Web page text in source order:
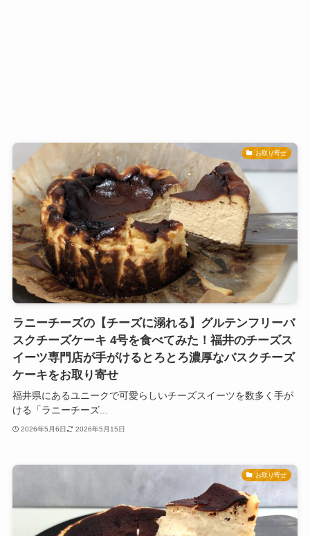
お取り寄せ
ラニーチーズの【チーズに溺れる】グルテンフリーバ
スクチーズケーキ 4号を食べてみた！福井のチーズス
イーツ専門店が手がけるとろとろ濃厚なバスクチーズ
ケーキをお取り寄せ
福井県にあるユニークで可愛らしいチーズスイーツを数多く手が
ける「ラニーチーズ...
2026年5月6日 2026年5月15日
お取り寄せ